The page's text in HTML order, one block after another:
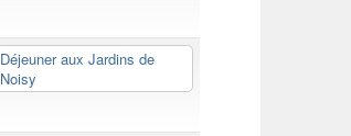
Déjeuner aux Jardins de
Noisy